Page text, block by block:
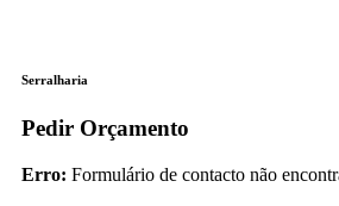
Serralharia
Pedir Orçamento
Erro: Formulário de contacto não